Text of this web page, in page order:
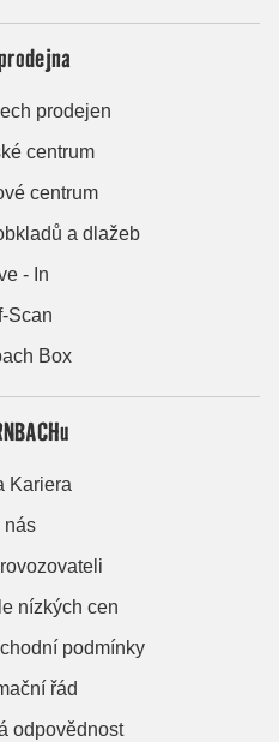
prodejen
centrum
centrum
a dlažeb
- In
Scan
Box
Kariera
nás
nízkých cen
podmínky
řád
odpovědnost